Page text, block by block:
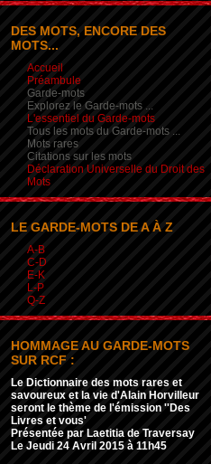
DES MOTS, ENCORE DES
MOTS...
Accueil
Préambule
Garde-mots
Explorez le Garde-mots ...
L'essentiel du Garde-mots
Tous les mots du Garde-mots ...
Mots rares
Citations sur les mots
Déclaration Universelle du Droit des
Mots
LE GARDE-MOTS DE A À Z
A-B
C-D
E-K
L-P
Q-Z
HOMMAGE AU GARDE-MOTS
SUR RCF :
Le Dictionnaire des mots rares et
savoureux et la vie d'Alain Horvilleur
seront le thème de l'émission ''Des
Livres et vous'
Présentée par Laetitia de Traversay
Le Jeudi 24 Avril 2015 à 11h45